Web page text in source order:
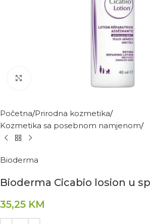
Početna Prirodna kozmetika
Kozmetika sa posebnom namjenom
Bioderma
Bioderma Cicabio losion u
35,25 KM